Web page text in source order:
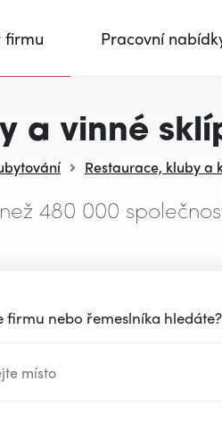
firmu Pracovní
a vinné
Restaurace, kluby a
480 000
firmu nebo řemeslníka hledáte?